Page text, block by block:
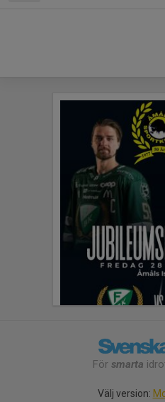
För smarta
Välj version: